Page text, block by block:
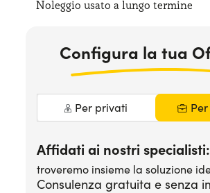
Serve assistenza?
Noleggio usato a lungo termine
Configura la tua
Per privati
Affidati ai nostri specialisti:
troveremo insieme la soluzione
Consulenza gratuita e senza